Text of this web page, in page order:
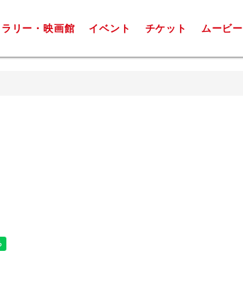
リー・映画館 イベント チケット ムービー